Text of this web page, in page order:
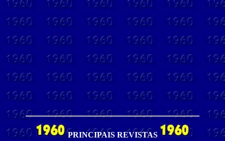
PRINCIPAIS REVISTAS